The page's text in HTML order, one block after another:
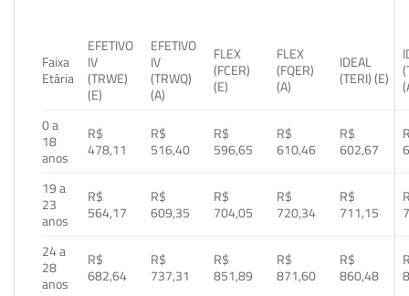
Faixa
Etária
EFETIVO
IV
(TRWE)
(E)
EFETIVO
IV
(TRWQ)
(A)
FLEX
(FCER)
(E)
FLEX
(FQER)
(A)
IDEAL
(TERI) (E)
0 a
18
anos
R$
478,11
R$
516,40
R$
596,65
R$
610,46
R$
602,67
19 a
23
anos
R$
564,17
R$
609,35
R$
704,05
R$
720,34
R$
711,15
24 a
28
anos
R$
682,64
R$
737,31
R$
851,89
R$
871,60
R$
860,48